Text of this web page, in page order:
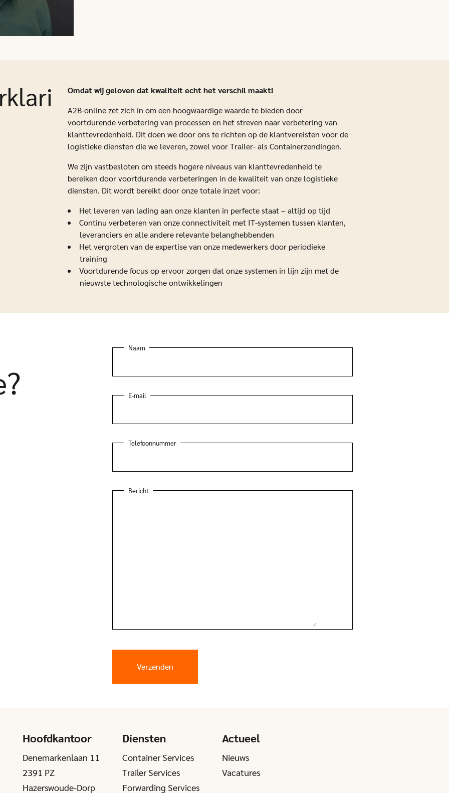
Omdat wij geloven dat kwaliteit echt het verschil maakt!
A2B-online zet zich in om een hoogwaardige waarde te bieden door
voortdurende verbetering van processen en het streven naar verbetering van
klanttevredenheid. Dit doen we door ons te richten op de klantvereisten voor de
logistieke diensten die we leveren, zowel voor Trailer- als Containerzendingen.
We zijn vastbesloten om steeds hogere niveaus van klanttevredenheid te
bereiken door voortdurende verbeteringen in de kwaliteit van onze logistieke
diensten. Dit wordt bereikt door onze totale inzet voor:
Het leveren van lading aan onze klanten in perfecte staat – altijd op tijd
Continu verbeteren van onze connectiviteit met IT-systemen tussen klanten,
leveranciers en alle andere relevante belanghebbenden
Het vergroten van de expertise van onze medewerkers door periodieke
training
Voortdurende focus op ervoor zorgen dat onze systemen in lijn zijn met de
nieuwste technologische ontwikkelingen
Naam
E-mail
Telefoonnummer
Bericht
Hoofdkantoor
Denemarkenlaan 11
2391 PZ
Hazerswoude-Dorp
Diensten
Container Services
Trailer Services
Forwarding Services
Actueel
Nieuws
Vacatures